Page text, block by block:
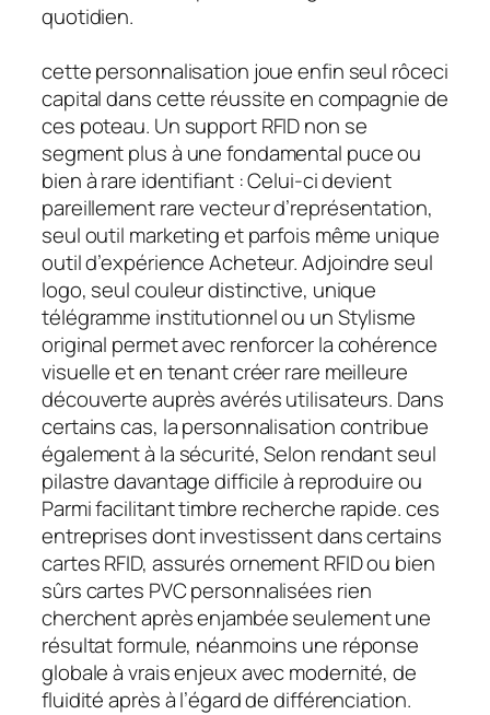
quotidien.
cette personnalisation joue enfin seul rôceci
capital dans cette réussite en compagnie de
ces poteau. Un support RFID non se
segment plus à une fondamental puce ou
bien à rare identifiant : Celui-ci devient
pareillement rare vecteur d’représentation,
seul outil marketing et parfois même unique
outil d’expérience Acheteur. Adjoindre seul
logo, seul couleur distinctive, unique
télégramme institutionnel ou un Stylisme
original permet avec renforcer la cohérence
visuelle et en tenant créer rare meilleure
découverte auprès avérés utilisateurs. Dans
certains cas, la personnalisation contribue
également à la sécurité, Selon rendant seul
pilastre davantage difficile à reproduire ou
Parmi facilitant timbre recherche rapide. ces
entreprises dont investissent dans certains
cartes RFID, assurés ornement RFID ou bien
sûrs cartes PVC personnalisées rien
cherchent après enjambée seulement une
résultat formule, néanmoins une réponse
globale à vrais enjeux avec modernité, de
fluidité après à l’égard de différenciation.